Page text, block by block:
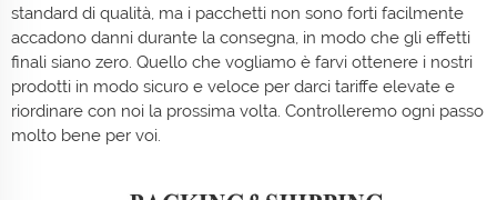
standard di qualità, ma i pacchetti non sono forti facilmente
accadono danni durante la consegna, in modo che gli effetti
finali siano zero. Quello che vogliamo è farvi ottenere i nostri
prodotti in modo sicuro e veloce per darci tariffe elevate e
riordinare con noi la prossima volta. Controlleremo ogni passo
molto bene per voi.